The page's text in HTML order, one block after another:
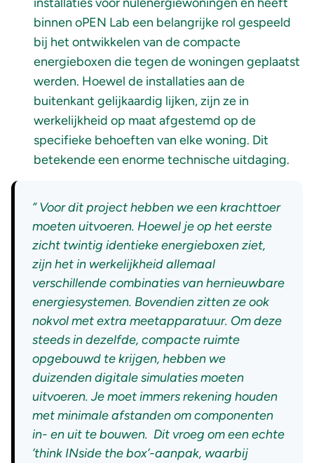
binnen oPEN Lab een belangrijke rol gespeeld
bij het ontwikkelen van de compacte
energieboxen die tegen de woningen geplaatst
werden. Hoewel de installaties aan de
buitenkant gelijkaardig lijken, zijn ze in
werkelijkheid op maat afgestemd op de
specifieke behoeften van elke woning. Dit
betekende een enorme technische uitdaging.
” Voor dit project hebben we een krachttoer
moeten uitvoeren. Hoewel je op het eerste
zicht twintig identieke energieboxen ziet,
zijn het in werkelijkheid allemaal
verschillende combinaties van hernieuwbare
energiesystemen. Bovendien zitten ze ook
nokvol met extra meetapparatuur. Om deze
steeds in dezelfde, compacte ruimte
opgebouwd te krijgen, hebben we
duizenden digitale simulaties moeten
uitvoeren. Je moet immers rekening houden
met minimale afstanden om componenten
in- en uit te bouwen. Dit vroeg om een echte
’think INside the box’-aanpak, waarbij